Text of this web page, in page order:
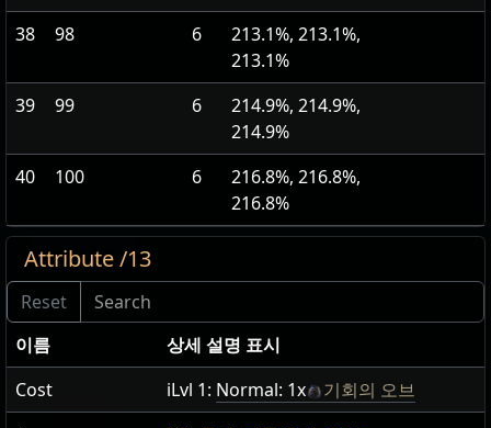
38
98 6
213.1%, 213.1%,
213.1%
39
99 6
214.9%, 214.9%,
214.9%
40
100 6
216.8%, 216.8%,
216.8%
Attribute /13
이름
상세 설명 표시
Cost
iLvl 1: Normal: 1x
기회의 오브